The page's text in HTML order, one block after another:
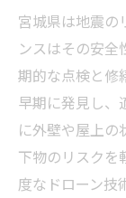
宮城県は地震の
ンスはその安全
期的な点検と修
早期に発見し、
に外壁や屋上の
下物のリスクを
度なドローン技